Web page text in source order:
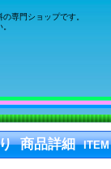
専門ショップです。
商品詳細